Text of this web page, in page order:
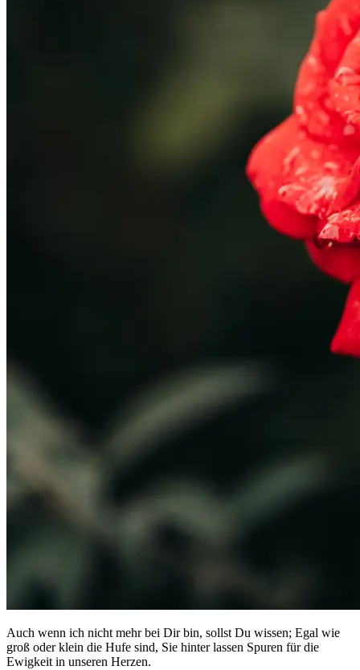
Auch wenn ich nicht mehr bei Dir bin, sollst Du wissen; Egal wie
groß oder klein die Hufe sind, Sie hinter lassen Spuren für die
Ewigkeit in unseren Herzen.